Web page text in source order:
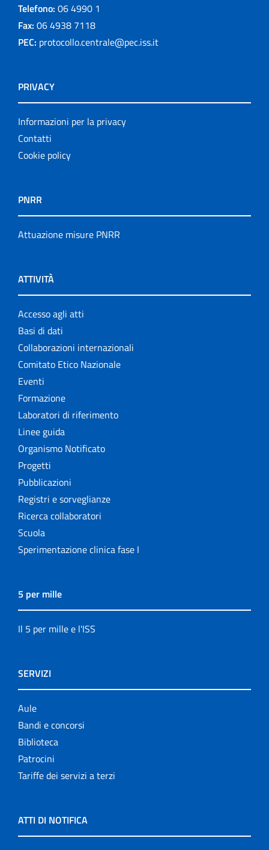
Telefono: 06 4990 1
Fax: 06 4938 7118
PEC: protocollo.centrale@pec.iss.it
PRIVACY
Informazioni per la privacy
Contatti
Cookie policy
PNRR
Attuazione misure PNRR
ATTIVITÀ
Accesso agli atti
Basi di dati
Collaborazioni internazionali
Comitato Etico Nazionale
Eventi
Formazione
Laboratori di riferimento
Linee guida
Organismo Notificato
Progetti
Pubblicazioni
Registri e sorveglianze
Ricerca collaboratori
Scuola
Sperimentazione clinica fase I
5 per mille
Il 5 per mille e l'ISS
SERVIZI
Aule
Bandi e concorsi
Biblioteca
Patrocini
Tariffe dei servizi a terzi
ATTI DI NOTIFICA